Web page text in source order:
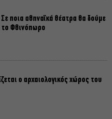
ποια αθηναϊκά θέατρα θα δούμε
Φθινόπωρο
ο αρχαιολογικός χώρος του